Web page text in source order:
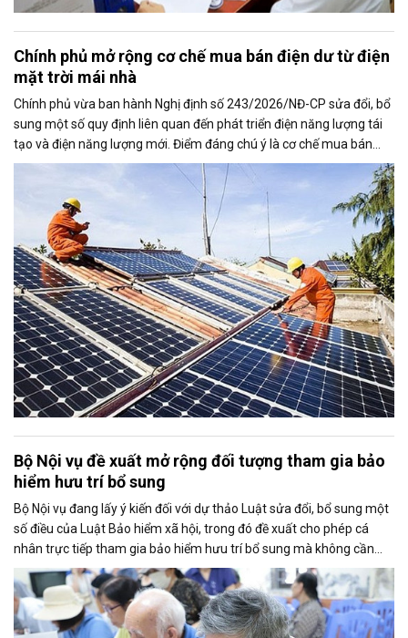
Chính phủ mở rộng cơ chế mua bán điện dư từ điện
mặt trời mái nhà
Chính phủ vừa ban hành Nghị định số 243/2026/NĐ-CP sửa đổi, bổ
sung một số quy định liên quan đến phát triển điện năng lượng tái
tạo và điện năng lượng mới. Điểm đáng chú ý là cơ chế mua bán
điện dư từ các hệ thống điện mặt trời mái nhà được mở rộng, trong
đó nâng tỷ lệ sản lượng điện dư được phép giao dịch từ 20% lên tối
đa 50%, tạo thêm động lực cho người dân và doanh nghiệp đầu tư
vào nguồn điện sạch.
Bộ Nội vụ đề xuất mở rộng đối tượng tham gia bảo
hiểm hưu trí bổ sung
Bộ Nội vụ đang lấy ý kiến đối với dự thảo Luật sửa đổi, bổ sung một
số điều của Luật Bảo hiểm xã hội, trong đó đề xuất cho phép cá
nhân trực tiếp tham gia bảo hiểm hưu trí bổ sung mà không cần
thông qua người sử dụng lao động. Dự thảo cũng điều chỉnh cách
tính thời gian đóng bảo hiểm xã hội nhằm bảo đảm quyền lợi cho
người tham gia.